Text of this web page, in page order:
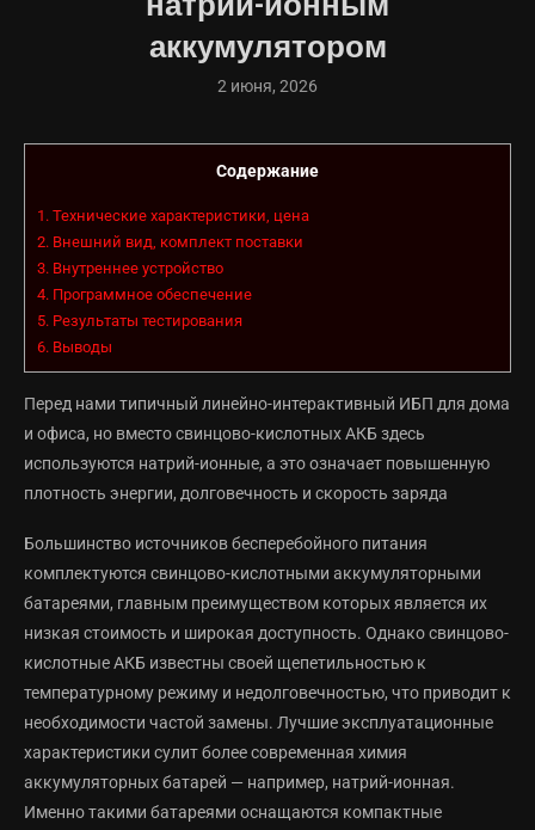
аккумулятором
2 июня, 2026
Содержание
1. Технические характеристики, цена
2. Внешний вид, комплект поставки
3. Внутреннее устройство
4. Программное обеспечение
5. Результаты тестирования
6. Выводы
Перед нами типичный линейно-интерактивный ИБП для дома
и офиса, но вместо свинцово-кислотных АКБ здесь
используются натрий-ионные, а это означает повышенную
плотность энергии, долговечность и скорость заряда
Большинство источников бесперебойного питания
комплектуются свинцово-кислотными аккумуляторными
батареями, главным преимуществом которых является их
низкая стоимость и широкая доступность. Однако свинцово-
кислотные АКБ известны своей щепетильностью к
температурному режиму и недолговечностью, что приводит к
необходимости частой замены. Лучшие эксплуатационные
характеристики сулит более современная химия
аккумуляторных батарей — например, натрий-ионная.
Именно такими батареями оснащаются компактные